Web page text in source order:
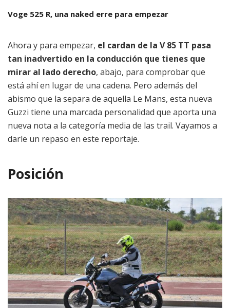
Voge 525 R, una naked erre para empezar
Ahora y para empezar, el cardan de la V 85 TT pasa
tan inadvertido en la conducción que tienes que
mirar al lado derecho, abajo, para comprobar que
está ahí en lugar de una cadena. Pero además del
abismo que la separa de aquella Le Mans, esta nueva
Guzzi tiene una marcada personalidad que aporta una
nueva nota a la categoría media de las trail. Vayamos a
darle un repaso en este reportaje.
Posición